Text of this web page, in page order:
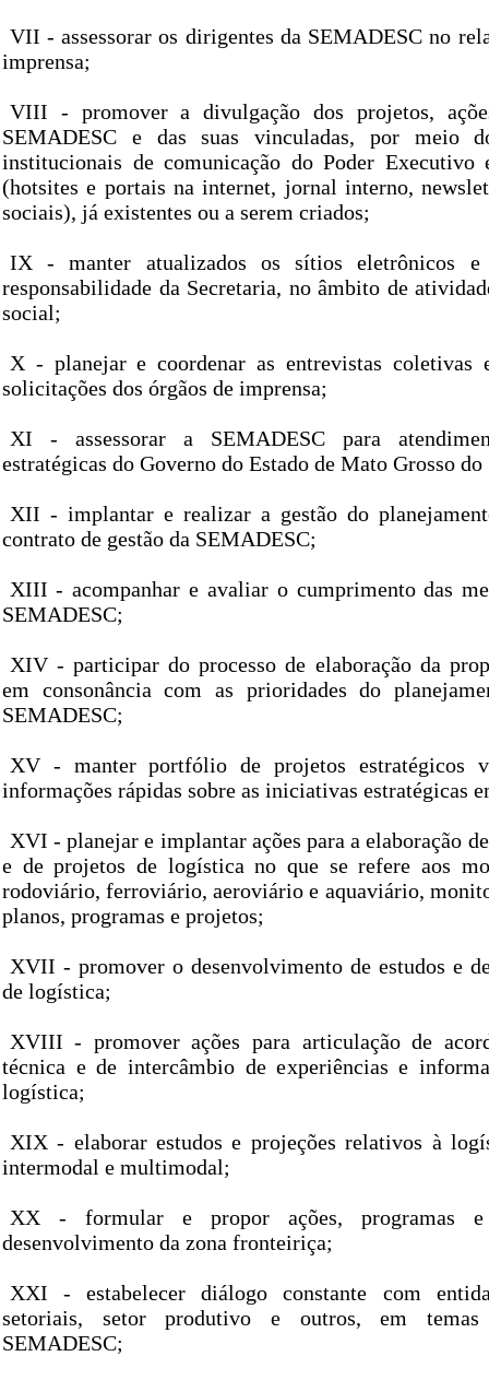
VII - assessorar os dirigentes da SEMADESC no
imprensa;
VIII - promover a divulgação dos projetos,
SEMADESC e das suas vinculadas, por meio
institucionais de comunicação do Poder Executivo
(hotsites e portais na internet, jornal interno,
sociais), já existentes ou a serem criados;
IX - manter atualizados os sítios eletrônicos
responsabilidade da Secretaria, no âmbito de
social;
X - planejar e coordenar as entrevistas coletivas
solicitações dos órgãos de imprensa;
XI - assessorar a SEMADESC para
estratégicas do Governo do Estado de Mato Grosso
XII - implantar e realizar a gestão do
contrato de gestão da SEMADESC;
XIII - acompanhar e avaliar o cumprimento das
SEMADESC;
XIV - participar do processo de elaboração da
em consonância com as prioridades do
SEMADESC;
XV - manter portfólio de projetos estratégicos
informações rápidas sobre as iniciativas estratégicas
XVI - planejar e implantar ações para a elaboração
e de projetos de logística no que se refere aos
rodoviário, ferroviário, aeroviário e aquaviário,
planos, programas e projetos;
XVII - promover o desenvolvimento de estudos e
de logística;
XVIII - promover ações para articulação de
técnica e de intercâmbio de experiências e
logística;
XIX - elaborar estudos e projeções relativos à
intermodal e multimodal;
XX - formular e propor ações, programas e
desenvolvimento da zona fronteiriça;
XXI - estabelecer diálogo constante com
setoriais, setor produtivo e outros, em
SEMADESC;